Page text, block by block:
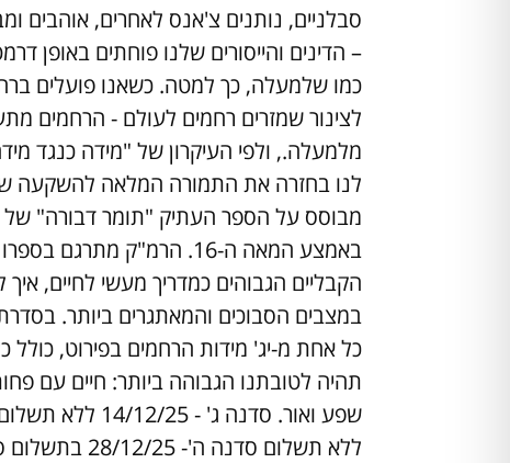
סבלניים, נותנים צ'אנס לאחרים, אוהבים
– הדינים והייסורים שלנו פוחתים באופן
כמו שלמעלה, כך למטה. כשאנו פועלים
לצינור שמזרים רחמים לעולם - הרחמים
מלמעלה., ולפי העיקרון של "מידה כנגד
לנו בחזרה את התמורה המלאה להשקעה
מבוסס על הספר העתיק "תומר דבורה"
באמצע המאה ה-16. הרמ"ק
הקבליים הגבוהים כמדריך מעשי לחיים, איך
במצבים הסבוכים והמאתגרים ביותר.
כל אחת מ-יג' מידות הרחמים בפירוט, כולל
תהיה לטובתנו הגבוהה ביותר: חיים עם